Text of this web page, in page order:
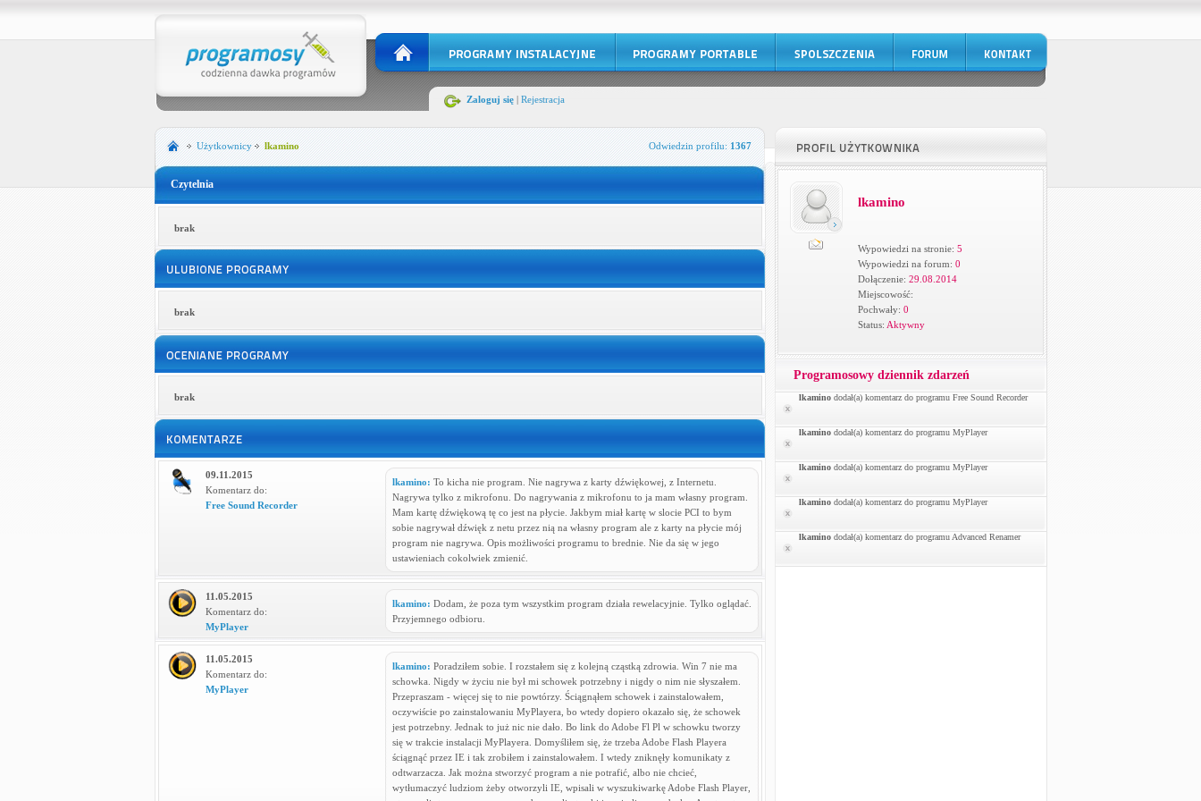
Zaloguj się| Rejestracja
Użytkownicy lkamino Odwiedzin profilu:1367
Czytelnia
brak
brak
brak
lkamino: To kicha nie program. Nie nagrywa z karty dźwiękowej, z Internetu.
Nagrywa tylko z mikrofonu. Do nagrywania z mikrofonu to ja mam własny program.
Mam kartę dźwiękową tę co jest na płycie. Jakbym miał kartę w slocie PCI to bym
sobie nagrywał dźwięk z netu przez nią na własny program ale z karty na płycie mój
program nie nagrywa. Opis możliwości programu to brednie. Nie da się w jego
ustawieniach cokolwiek zmienić.
09.11.2015
Komentarz do:
Free Sound Recorder
lkamino: Dodam, że poza tym wszystkim program działa rewelacyjnie. Tylko oglądać.
Przyjemnego odbioru.
11.05.2015
Komentarz do:
MyPlayer
lkamino: Poradziłem sobie. I rozstałem się z kolejną cząstką zdrowia. Win 7 nie ma
schowka. Nigdy w życiu nie był mi schowek potrzebny i nigdy o nim nie słyszałem.
Przepraszam - więcej się to nie powtórzy. Ściągnąłem schowek i zainstalowałem,
oczywiście po zainstalowaniu MyPlayera, bo wtedy dopiero okazało się, że schowek
jest potrzebny. Jednak to już nic nie dało. Bo link do Adobe Fl Pl w schowku tworzy
się w trakcie instalacji MyPlayera. Domyśliłem się, że trzeba Adobe Flash Playera
ściągnąć przez IE i tak zrobiłem i zainstalowałem. I wtedy zniknęły komunikaty z
odtwarzacza. Jak można stworzyć program a nie potrafić, albo nie chcieć,
wytłumaczyć ludziom żeby otworzyli IE, wpisali w wyszukiwarkę Adobe Flash Player,
11.05.2015
Komentarz do:
MyPlayer
lkamino
Wypowiedzi na stronie: 5
Wypowiedzi na forum: 0
Dołączenie: 29.08.2014
Miejscowość:
Pochwały: 0
Status: Aktywny
Programosowy dziennik zdarzeń
lkaminododał(a) komentarz do programu Free Sound Recorder
lkaminododał(a) komentarz do programu MyPlayer
lkaminododał(a) komentarz do programu MyPlayer
lkaminododał(a) komentarz do programu MyPlayer
lkaminododał(a) komentarz do programu Advanced Renamer